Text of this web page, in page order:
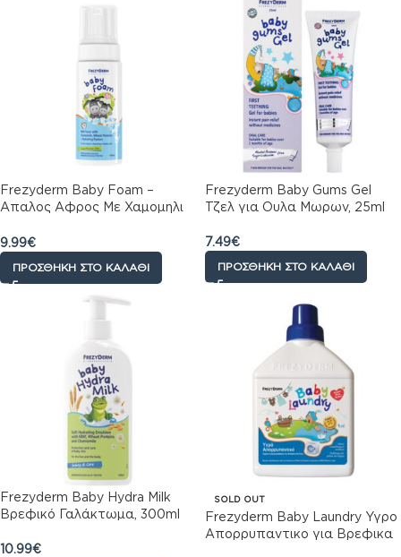
Frezyderm Baby Foam –
Απαλος Αφρος Με Χαμομηλι
Ενυδατικα Συστατικα 150ml
9.99€
ΠΡΟΣΘΉΚΗ ΣΤΟ ΚΑΛΆΘΙ
Frezyderm Baby Gums Gel
Τζελ για Ουλα Μωρων, 25ml
7.49€
ΠΡΟΣΘΉΚΗ ΣΤΟ ΚΑΛΆΘΙ
Frezyderm Baby Hydra Milk
Βρεφικό Γαλάκτωμα, 300ml
10.99€
SOLD OUT
Frezyderm Baby Laundry Υγρο
Απορρυπαντικο για Βρεφικα